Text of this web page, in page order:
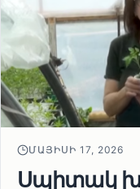
ՄԱՅԻՍԻ 17, 2026
Սպիտակ